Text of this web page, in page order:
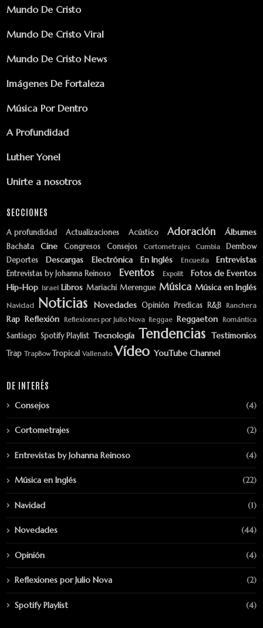
Mundo De Cristo
Mundo De Cristo Viral
Mundo De Cristo News
Imágenes De Fortaleza
Música Por Dentro
A Profundidad
Luther Yonel
Unirte a nosotros
SECCIONES
A profundidad Actualizaciones Acústico Adoración Álbumes
Bachata Cine Congresos Consejos Cortometrajes Cumbia
Dembow
Deportes
Descargas Electrónica En Inglés Encuesta Entrevistas
Entrevistas by Johanna Reinoso Eventos Expolit
Fotos de Eventos
Hip-Hop Israel Libros Mariachi Merengue Música Música en Inglés
Navidad Noticias Novedades Opinión Predicas R&B Ranchera
Rap Reflexión Reflexiones por Julio Nova Reggae Reggaeton Romántica
Santiago Spotify Playlist Tecnología Tendencias Testimonios
Trap TrapBow Tropical Vallenato Vídeo YouTube Channel
DE INTERÉS
Consejos (4)
Cortometrajes (2)
Entrevistas by Johanna Reinoso (4)
Música en Inglés (22)
Navidad (1)
Novedades (44)
Opinión (4)
Reflexiones por Julio Nova (2)
Spotify Playlist (4)